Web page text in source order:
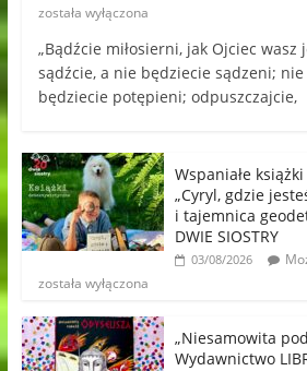
została wyłączona
„Bądźcie miłosierni, jak Ojciec wasz
sądźcie, a nie będziecie sądzeni;
będziecie potępieni; odpuszczajcie,
Wspaniałe
„Cyryl, gdzie
i tajemnica
DWIE SIOSTRY
03/08/2026
została wyłączona
„Niesamowita
Wydawnictwo